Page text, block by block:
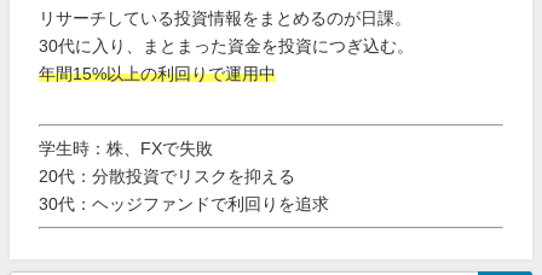
リサーチしている投資情報をまとめるのが日課。
30代に入り、まとまった資金を投資につぎ込む。
年間15%以上の利回りで運用中
学生時：株、FXで失敗
20代：分散投資でリスクを抑える
30代：ヘッジファンドで利回りを追求